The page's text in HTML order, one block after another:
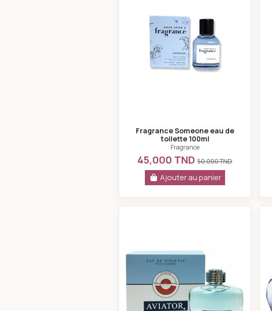
Fragrance Someone eau de
toilette 100ml
Fragrance
45,000 TND50,000 TND
Ajouter au panier